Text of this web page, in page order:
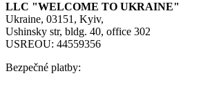
LLC "WELCOME TO UKRAINE"
Ukraine, 03151, Kyiv,
Ushinsky str, bldg. 40, office 302
USREOU: 44559356
Bezpečné platby: